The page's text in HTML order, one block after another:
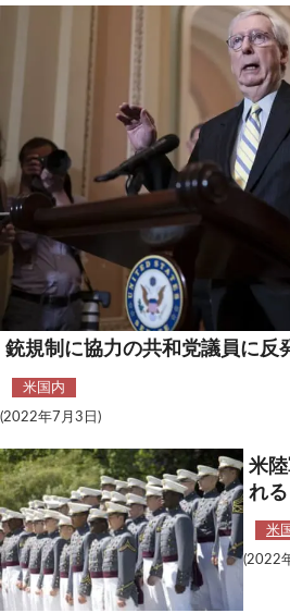
東アジア
東京発
銃規制に協力の共和党議員に反
米国内
(2022年7月3日)
米
れる
米
(2022